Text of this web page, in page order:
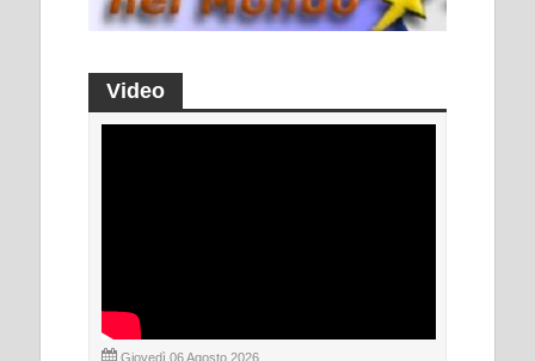
Video
Giovedì 06 Agosto 2026